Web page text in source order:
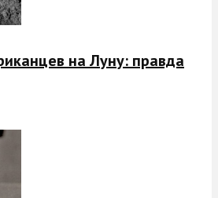
на Луну: правда